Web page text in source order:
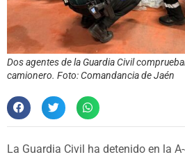
Dos agentes de la Guardia Civil
camionero. Foto: Comandancia de Jaén
La Guardia Civil ha detenido en la